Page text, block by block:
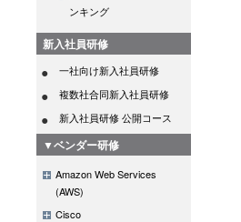
ンキング
新入社員研修
一社向け新入社員研修
複数社合同新入社員研修
新入社員研修 公開コース
▼ベンダー研修
Amazon Web Services
(AWS)
Cisco